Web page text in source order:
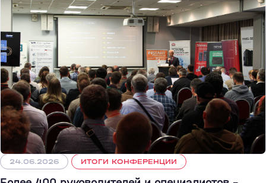
24.06.2026 ИТОГИ КОНФЕРЕНЦИИ